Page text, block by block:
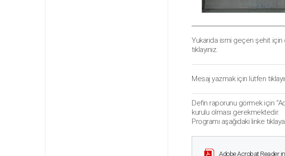
Yukarıda ismi geçen şehit
tıklayınız.
Mesaj yazmak için lütfen
Defin raporunu görmek için
kurulu olması gerekmektedir.
Programı aşağıdaki linke
Adobe Acrobat Reader